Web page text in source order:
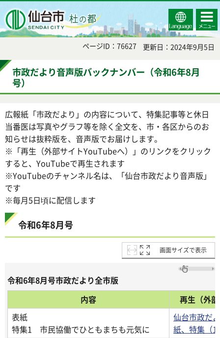
Select
Language
コンテ
ンツメ
ニュー
ページID：76627 更新日：2024年9月5日
市政だより音声版バックナンバー（令和6年8月
号）
広報紙「市政だより」の内容について、特集記事等と休日
当番医は写真やグラフ等を除く全文を、市・各区からのお
知らせは抜粋版を、音声版でお届けします。
※「再生（外部サイトYouTubeへ）」のリンクをクリック
すると、YouTubeで再生されます
※YouTubeのチャンネル名は、「仙台市政だより音声版」
です
※毎月5日頃に配信します
令和6年8月号
画面サイズで表示
令和6年8月号市政だより全市版
内容
再生（外
表紙
特集1 市民協働でひともまちも元気に
仙台市政だ
紙、特集（1